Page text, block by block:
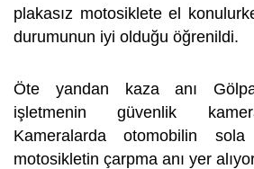
plakasız motosiklete el
durumunun iyi olduğu öğrenildi.
Öte yandan kaza anı
işletmenin güvenlik
Kameralarda otomobilin
motosikletin çarpma anı yer